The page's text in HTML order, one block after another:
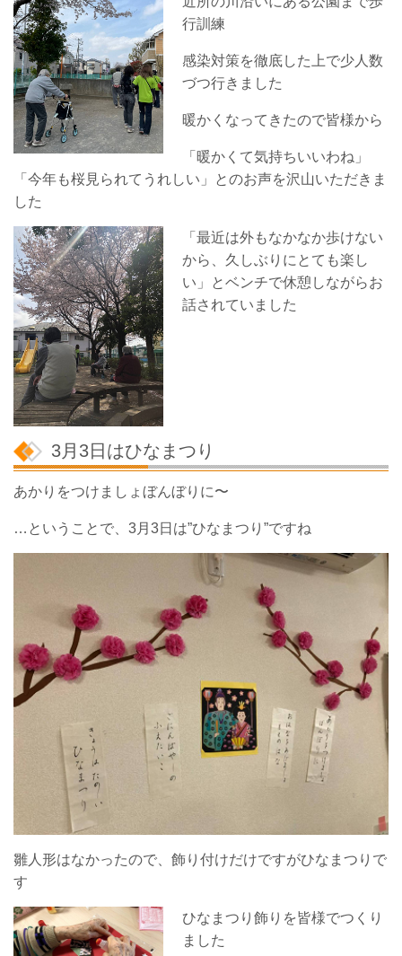
行訓練
感染対策を徹底した上で少人数
づつ行きました
暖かくなってきたので皆様から
「暖かくて気持ちいいわね」
「今年も桜見られてうれしい」とのお声を沢山いただきま
した
「最近は外もなかなか歩けない
から、久しぶりにとても楽し
い」とベンチで休憩しながらお
話されていました
3月3日はひなまつり
あかりをつけましょぼんぼりに〜
…ということで、3月3日は”ひなまつり”ですね
雛人形はなかったので、飾り付けだけですがひなまつりで
す
ひなまつり飾りを皆様でつくり
ました